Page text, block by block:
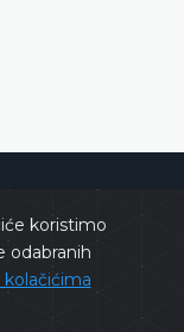
koristimo
odabranih